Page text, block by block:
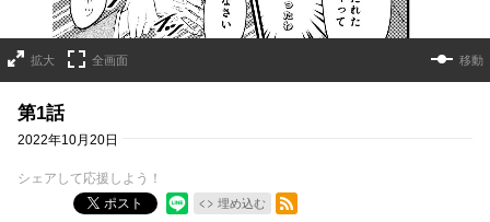
拡大 全画面 移動
第1話
2022年10月20日
シェアして応援しよう！
ポスト
埋め込む
RSSフィード